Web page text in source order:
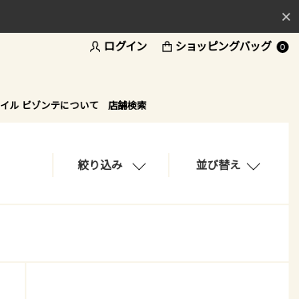
ログイン ショッピングバッグ 0
イル ビゾンテについて 店舗検索
絞り込み 並び替え